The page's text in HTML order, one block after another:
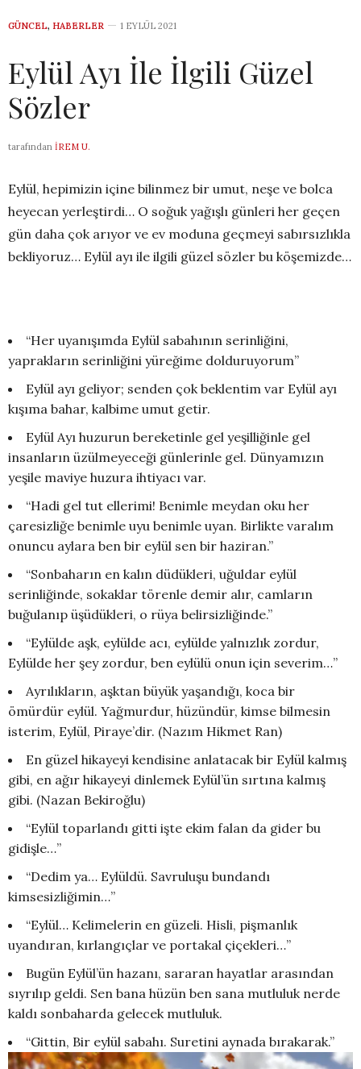
GÜNCEL, HABERLER 1 EYLÜL 2021
Eylül Ayı İle İlgili Güzel
Sözler
tarafından İREM U.
Eylül, hepimizin içine bilinmez bir umut, neşe ve bolca
heyecan yerleştirdi… O soğuk yağışlı günleri her geçen
gün daha çok arıyor ve ev moduna geçmeyi sabırsızlıkla
bekliyoruz… Eylül ayı ile ilgili güzel sözler bu köşemizde…
“Her uyanışımda Eylül sabahının serinliğini,
yaprakların serinliğini yüreğime dolduruyorum”
Eylül ayı geliyor; senden çok beklentim var Eylül ayı
kışıma bahar, kalbime umut getir.
Eylül Ayı huzurun bereketinle gel yeşilliğinle gel
insanların üzülmeyeceği günlerinle gel. Dünyamızın
yeşile maviye huzura ihtiyacı var.
“Hadi gel tut ellerimi! Benimle meydan oku her
çaresizliğe benimle uyu benimle uyan. Birlikte varalım
onuncu aylara ben bir eylül sen bir haziran.”
“Sonbaharın en kalın düdükleri, uğuldar eylül
serinliğinde, sokaklar törenle demir alır, camların
buğulanıp üşüdükleri, o rüya belirsizliğinde.”
“Eylülde aşk, eylülde acı, eylülde yalnızlık zordur,
Eylülde her şey zordur, ben eylülü onun için severim…”
Ayrılıkların, aşktan büyük yaşandığı, koca bir
ömürdür eylül. Yağmurdur, hüzündür, kimse bilmesin
isterim, Eylül, Piraye’dir. (Nazım Hikmet Ran)
En güzel hikayeyi kendisine anlatacak bir Eylül kalmış
gibi, en ağır hikayeyi dinlemek Eylül’ün sırtına kalmış
gibi. (Nazan Bekiroğlu)
“Eylül toparlandı gitti işte ekim falan da gider bu
gidişle…”
“Dedim ya… Eylüldü. Savruluşu bundandı
kimsesizliğimin…”
“Eylül… Kelimelerin en güzeli. Hisli, pişmanlık
uyandıran, kırlangıçlar ve portakal çiçekleri…”
Bugün Eylül’ün hazanı, sararan hayatlar arasından
sıyrılıp geldi. Sen bana hüzün ben sana mutluluk nerde
kaldı sonbaharda gelecek mutluluk.
“Gittin, Bir eylül sabahı. Suretini aynada bırakarak.”